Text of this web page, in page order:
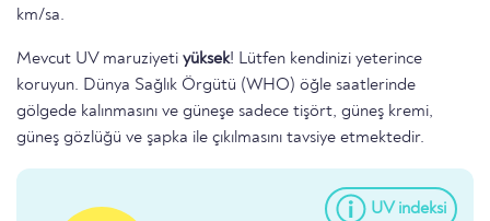
km/sa.
Mevcut UV maruziyeti yüksek! Lütfen kendinizi yeterince
koruyun. Dünya Sağlık Örgütü (WHO) öğle saatlerinde
gölgede kalınmasını ve güneşe sadece tişört, güneş kremi,
güneş gözlüğü ve şapka ile çıkılmasını tavsiye etmektedir.
UV indeksi